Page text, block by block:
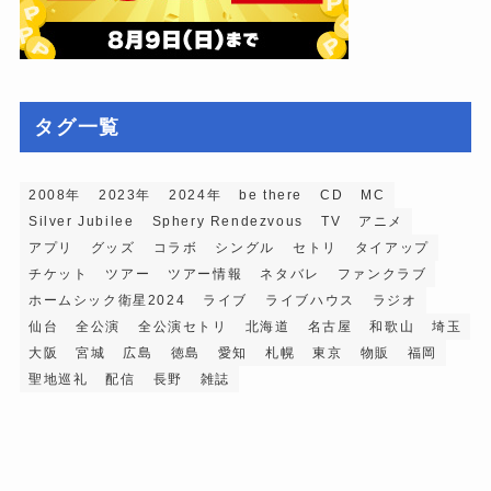
タグ一覧
2008年 2023年 2024年 be there CD
MC
Silver Jubilee
Sphery Rendezvous TV
アニメ
アプリ
グッズ コラボ シングル セトリ
タイアップ
チケット
ツアー ツアー情報 ネタバレ
ファンクラブ
ホームシック衛星2024
ライブ ライブハウス
ラジオ
仙台
全公演 全公演セトリ 北海道 名古屋 和歌山
埼玉
大阪
宮城 広島 徳島 愛知 札幌 東京 物販
福岡
聖地巡礼
配信 長野 雑誌